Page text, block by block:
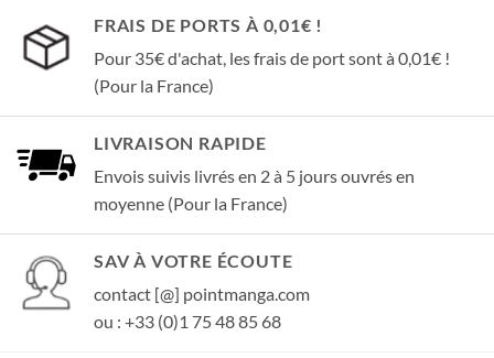
FRAIS DE PORTS À 0,01€ !
Pour 35€ d'achat, les frais de port sont à 0,01€ !
(Pour la France)
LIVRAISON RAPIDE
Envois suivis livrés en 2 à 5 jours ouvrés en
moyenne (Pour la France)
SAV À VOTRE ÉCOUTE
contact [@] pointmanga.com
ou : +33 (0)1 75 48 85 68